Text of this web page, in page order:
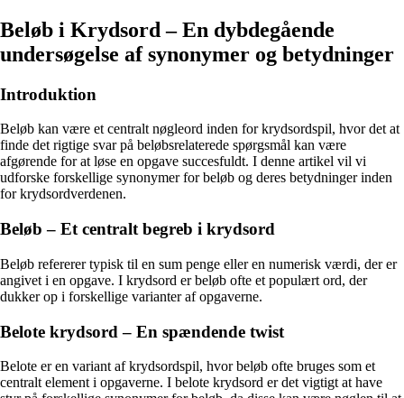
Beløb i Krydsord – En dybdegående
undersøgelse af synonymer og betydninger
Introduktion
Beløb kan være et centralt nøgleord inden for krydsordspil, hvor det at
finde det rigtige svar på beløbsrelaterede spørgsmål kan være
afgørende for at løse en opgave succesfuldt. I denne artikel vil vi
udforske forskellige synonymer for beløb og deres betydninger inden
for krydsordverdenen.
Beløb – Et centralt begreb i krydsord
Beløb refererer typisk til en sum penge eller en numerisk værdi, der er
angivet i en opgave. I krydsord er beløb ofte et populært ord, der
dukker op i forskellige varianter af opgaverne.
Belote krydsord – En spændende twist
Belote er en variant af krydsordspil, hvor beløb ofte bruges som et
centralt element i opgaverne. I belote krydsord er det vigtigt at have